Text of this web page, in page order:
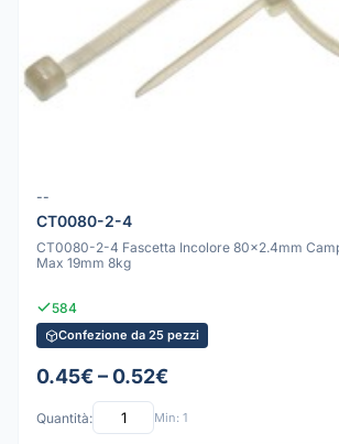
--
CT0080-2-4
CT0080-2-4 Fascetta Incolore 80x2.4mm
Max 19mm 8kg
584
Confezione da 25 pezzi
0.45€ – 0.52€
Quantità: Min: 1